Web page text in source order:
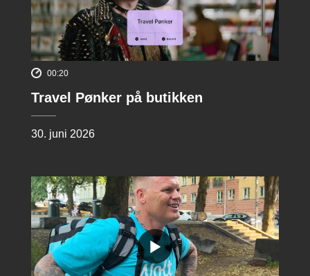
00:20
Travel Pønker på butikken
30. juni 2026